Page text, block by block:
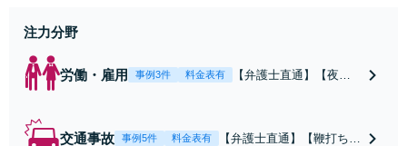
注力分野
労働・雇用 事例3件 料金表有
【弁護士直通】【夜
交通事故 事例5件 料金表有
【弁護士直通】【鞭打ち等